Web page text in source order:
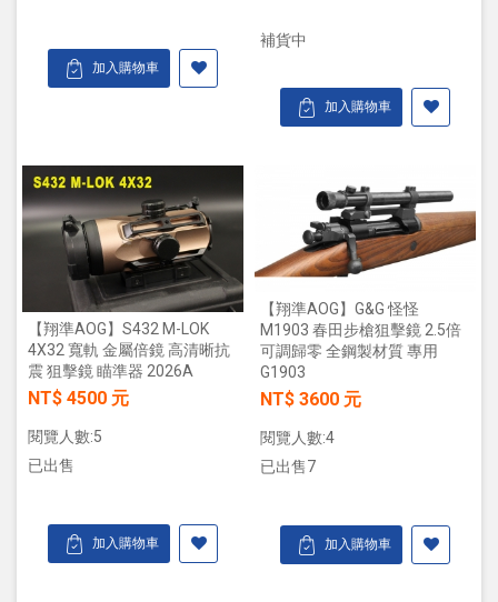
加入購物車
補貨中
加入購物車
【翔準AOG】S432 M-LOK
4X32 寬軌 金屬倍鏡 高清晰抗
震 狙擊鏡 瞄準器 2026A
NT$ 4500 元
閱覽人數:5
已出售
加入購物車
【翔準AOG】G&G 怪怪
M1903 春田步槍狙擊鏡 2.5倍
可調歸零 全鋼製材質 專用
G1903
NT$ 3600 元
閱覽人數:4
已出售7
加入購物車